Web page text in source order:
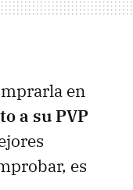
en
a su PVP
es